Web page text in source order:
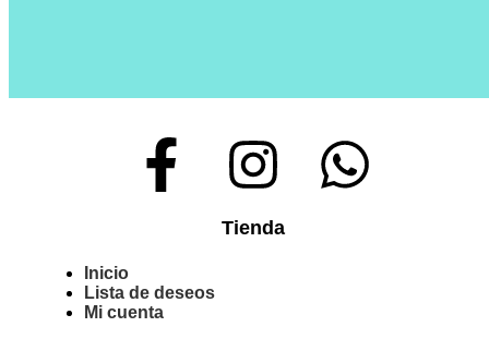
Tienda
Inicio
Lista de deseos
Mi cuenta